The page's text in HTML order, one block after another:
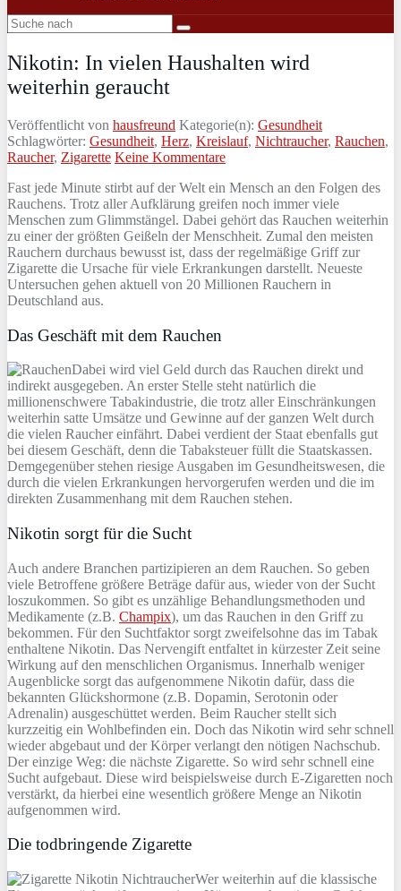
Nikotin: In vielen Haushalten wird
weiterhin geraucht
Veröffentlicht von hausfreund Kategorie(n): Gesundheit
Schlagwörter: Gesundheit, Herz, Kreislauf, Nichtraucher, Rauchen,
Raucher, Zigarette Keine Kommentare
Fast jede Minute stirbt auf der Welt ein Mensch an den Folgen des
Rauchens. Trotz aller Aufklärung greifen noch immer viele
Menschen zum Glimmstängel. Dabei gehört das Rauchen weiterhin
zu einer der größten Geißeln der Menschheit. Zumal den meisten
Rauchern durchaus bewusst ist, dass der regelmäßige Griff zur
Zigarette die Ursache für viele Erkrankungen darstellt. Neueste
Untersuchen gehen aktuell von 20 Millionen Rauchern in
Deutschland aus.
Das Geschäft mit dem Rauchen
Dabei wird viel Geld durch das Rauchen direkt und
indirekt ausgegeben. An erster Stelle steht natürlich die
millionenschwere Tabakindustrie, die trotz aller Einschränkungen
weiterhin satte Umsätze und Gewinne auf der ganzen Welt durch
die vielen Raucher einfährt. Dabei verdient der Staat ebenfalls gut
bei diesem Geschäft, denn die Tabaksteuer füllt die Staatskassen.
Demgegenüber stehen riesige Ausgaben im Gesundheitswesen, die
durch die vielen Erkrankungen hervorgerufen werden und die im
direkten Zusammenhang mit dem Rauchen stehen.
Nikotin sorgt für die Sucht
Auch andere Branchen partizipieren an dem Rauchen. So geben
viele Betroffene größere Beträge dafür aus, wieder von der Sucht
loszukommen. So gibt es unzählige Behandlungsmethoden und
Medikamente (z.B. Champix), um das Rauchen in den Griff zu
bekommen. Für den Suchtfaktor sorgt zweifelsohne das im Tabak
enthaltene Nikotin. Das Nervengift entfaltet in kürzester Zeit seine
Wirkung auf den menschlichen Organismus. Innerhalb weniger
Augenblicke sorgt das aufgenommene Nikotin dafür, dass die
bekannten Glückshormone (z.B. Dopamin, Serotonin oder
Adrenalin) ausgeschüttet werden. Beim Raucher stellt sich
kurzzeitig ein Wohlbefinden ein. Doch das Nikotin wird sehr schnell
wieder abgebaut und der Körper verlangt den nötigen Nachschub.
Der einzige Weg: die nächste Zigarette. So wird sehr schnell eine
Sucht aufgebaut. Diese wird beispielsweise durch E-Zigaretten noch
verstärkt, da hierbei eine wesentlich größere Menge an Nikotin
aufgenommen wird.
Die todbringende Zigarette
Wer weiterhin auf die klassische